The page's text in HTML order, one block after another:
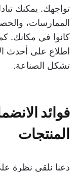
تواجهك. يمكنك
الممارسات،
كانوا في مكانك.
اطلاع على أحدث
تشكل الصناعة.
فوائد
المنتجات
دعنا نلقي نظرة